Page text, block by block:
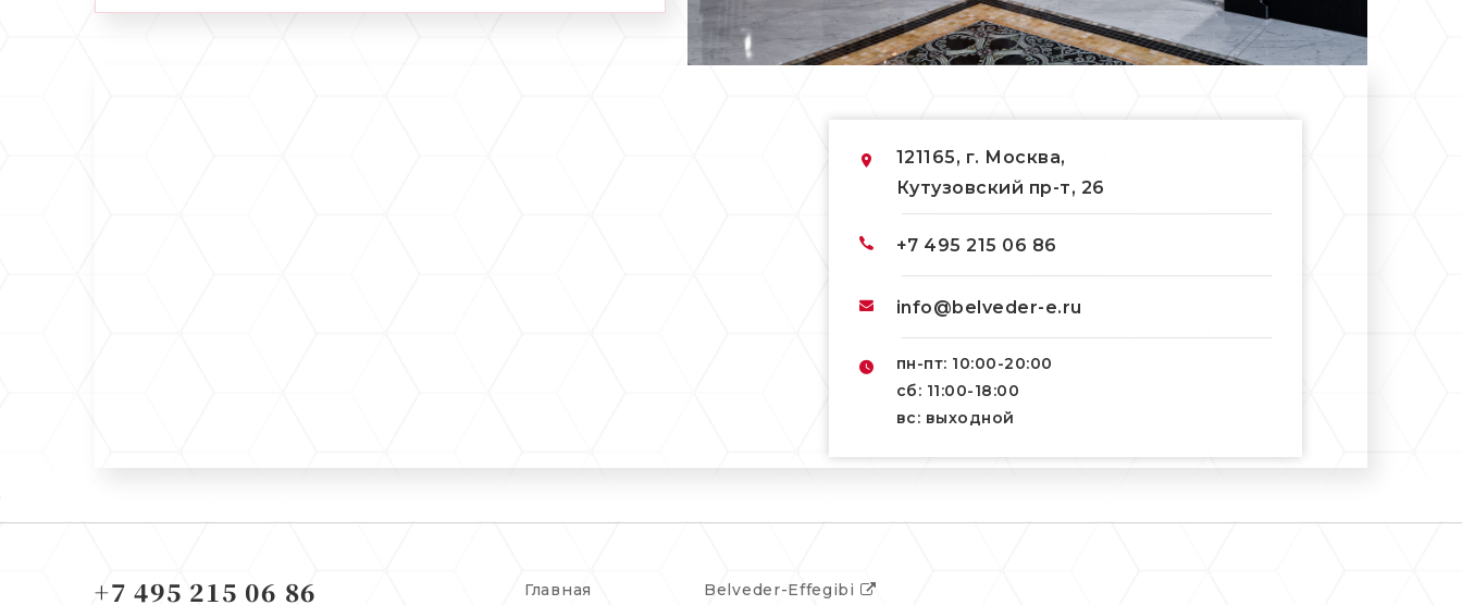
121165, г. Москва,
Кутузовский пр-т, 26
+7 495 215 06 86
info@belveder-e.ru
пн-пт: 10:00-20:00
сб: 11:00-18:00
вс: выходной
+7 495 215 06 86 Главная Belveder-Effegibi